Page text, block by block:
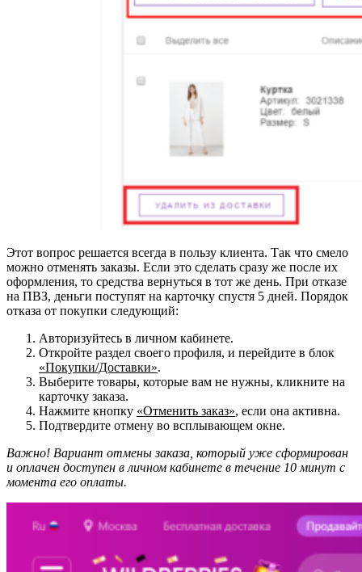
Этот вопрос решается всегда в пользу клиента. Так что смело
можно отменять заказы. Если это сделать сразу же после их
оформления, то средства вернуться в тот же день. При отказе
на ПВЗ, деньги поступят на карточку спустя 5 дней. Порядок
отказа от покупки следующий:
Авторизуйтесь в личном кабинете.
Откройте раздел своего профиля, и перейдите в блок
«Покупки/Доставки».
Выберите товары, которые вам не нужны, кликните на
карточку заказа.
Нажмите кнопку «Отменить заказ», если она активна.
Подтвердите отмену во всплывающем окне.
Важно! Вариант отмены заказа, который уже сформирован
и оплачен доступен в личном кабинете в течение 10 минут с
момента его оплаты.